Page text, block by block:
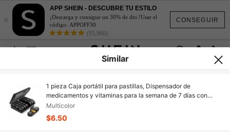
CONSEGUIR
×
APP SHEIN - DESCUBRE TU ESTILO
¡Descarga y consigue un 30% de dto.!Usar el
código: APPOFF30
(95,960)
Similar
1 pieza Caja portátil para pastillas, Dispensador de
medicamentos y vitaminas para la semana de 7 días con
capacidad para siete días individuales de pastillas sellados y
largos
Multicolor
$6.50